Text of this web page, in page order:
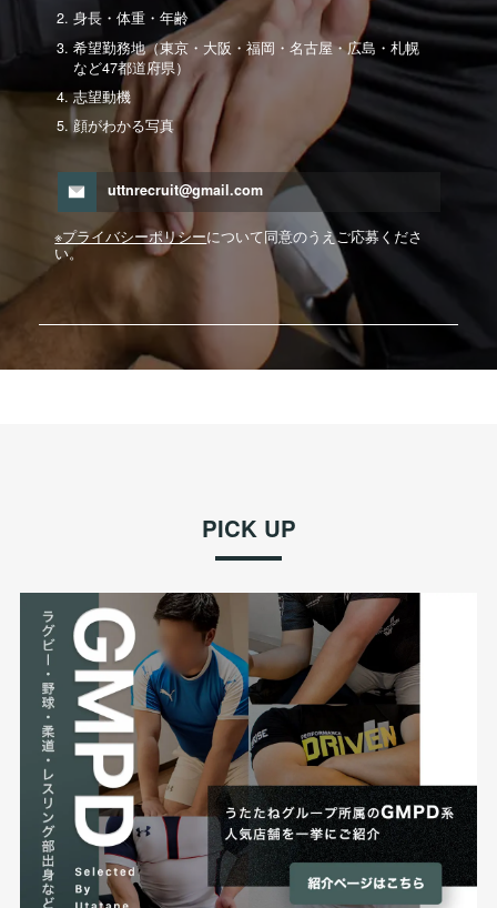
身長・体重・年齢
希望勤務地（東京・大阪・福岡・名古屋・広島・札幌
など47都道府県）
志望動機
顔がわかる写真
uttnrecruit@gmail.com
※プライバシーポリシーについて同意のうえご応募くださ
い。
PICK UP